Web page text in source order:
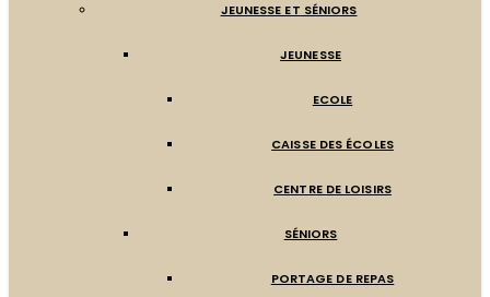
JEUNESSE ET SÉNIORS
JEUNESSE
ECOLE
CAISSE DES ÉCOLES
CENTRE DE LOISIRS
SÉNIORS
PORTAGE DE REPAS